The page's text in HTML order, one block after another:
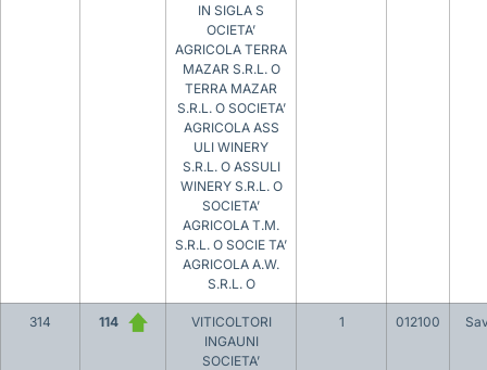
IN SIGLA S
OCIETA’
AGRICOLA TERRA
MAZAR S.R.L. O
TERRA MAZAR
S.R.L. O SOCIETA’
AGRICOLA ASS
ULI WINERY
S.R.L. O ASSULI
WINERY S.R.L. O
SOCIETA’
AGRICOLA T.M.
S.R.L. O SOCIE TA’
AGRICOLA A.W.
S.R.L. O
314 114
VITICOLTORI
INGAUNI
SOCIETA’
1 012100